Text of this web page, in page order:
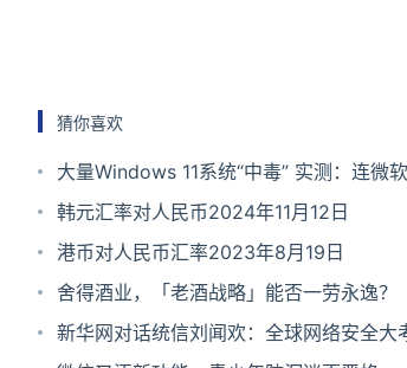
猜你喜欢
大量Windows 11系统“中毒” 实测：连微软官网下载的ISO也
有毒
韩元汇率对人民币2024年11月12日
港币对人民币汇率2023年8月19日
舍得酒业，「老酒战略」能否一劳永逸？
新华网对话统信刘闻欢：全球网络安全大